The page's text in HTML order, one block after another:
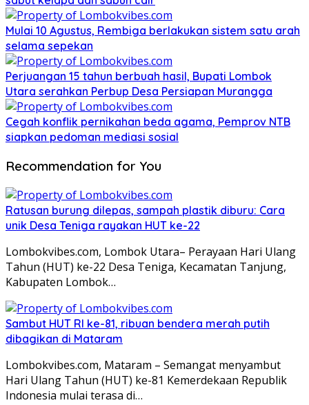
Mulai 10 Agustus, Rembiga berlakukan sistem satu arah
selama sepekan
Perjuangan 15 tahun berbuah hasil, Bupati Lombok
Utara serahkan Perbup Desa Persiapan Murangga
Cegah konflik pernikahan beda agama, Pemprov NTB
siapkan pedoman mediasi sosial
Recommendation for You
Ratusan burung dilepas, sampah plastik diburu: Cara
unik Desa Teniga rayakan HUT ke-22
Lombokvibes.com, Lombok Utara– Perayaan Hari Ulang
Tahun (HUT) ke-22 Desa Teniga, Kecamatan Tanjung,
Kabupaten Lombok…
Sambut HUT RI ke-81, ribuan bendera merah putih
dibagikan di Mataram
Lombokvibes.com, Mataram – Semangat menyambut
Hari Ulang Tahun (HUT) ke-81 Kemerdekaan Republik
Indonesia mulai terasa di…